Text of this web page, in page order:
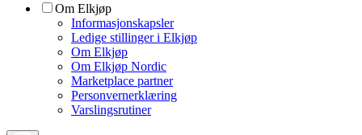
Om Elkjøp
Informasjonskapsler
Ledige stillinger i Elkjøp
Om Elkjøp
Om Elkjøp Nordic
Marketplace partner
Personvernerklæring
Varslingsrutiner